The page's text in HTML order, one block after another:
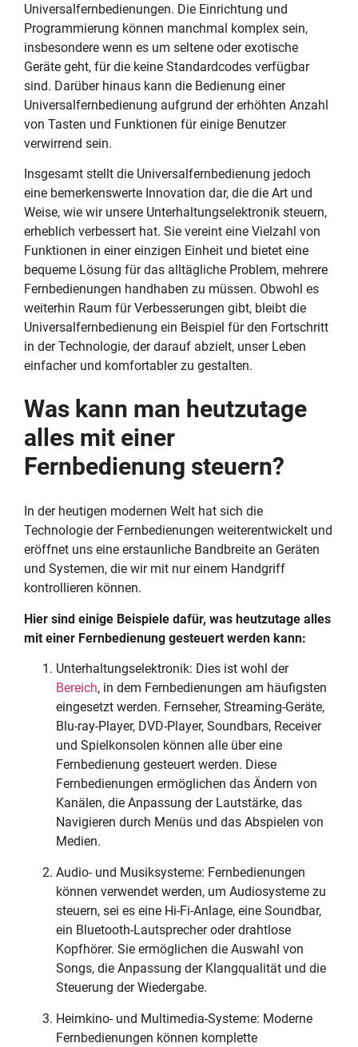
Universalfernbedienungen. Die Einrichtung und
Programmierung können manchmal komplex sein,
insbesondere wenn es um seltene oder exotische
Geräte geht, für die keine Standardcodes verfügbar
sind. Darüber hinaus kann die Bedienung einer
Universalfernbedienung aufgrund der erhöhten Anzahl
von Tasten und Funktionen für einige Benutzer
verwirrend sein.
Insgesamt stellt die Universalfernbedienung jedoch
eine bemerkenswerte Innovation dar, die die Art und
Weise, wie wir unsere Unterhaltungselektronik steuern,
erheblich verbessert hat. Sie vereint eine Vielzahl von
Funktionen in einer einzigen Einheit und bietet eine
bequeme Lösung für das alltägliche Problem, mehrere
Fernbedienungen handhaben zu müssen. Obwohl es
weiterhin Raum für Verbesserungen gibt, bleibt die
Universalfernbedienung ein Beispiel für den Fortschritt
in der Technologie, der darauf abzielt, unser Leben
einfacher und komfortabler zu gestalten.
Was kann man heutzutage
alles mit einer
Fernbedienung steuern?
In der heutigen modernen Welt hat sich die
Technologie der Fernbedienungen weiterentwickelt und
eröffnet uns eine erstaunliche Bandbreite an Geräten
und Systemen, die wir mit nur einem Handgriff
kontrollieren können.
Hier sind einige Beispiele dafür, was heutzutage alles
mit einer Fernbedienung gesteuert werden kann:
Unterhaltungselektronik: Dies ist wohl der
Bereich, in dem Fernbedienungen am häufigsten
eingesetzt werden. Fernseher, Streaming-Geräte,
Blu-ray-Player, DVD-Player, Soundbars, Receiver
und Spielkonsolen können alle über eine
Fernbedienung gesteuert werden. Diese
Fernbedienungen ermöglichen das Ändern von
Kanälen, die Anpassung der Lautstärke, das
Navigieren durch Menüs und das Abspielen von
Medien.
Audio- und Musiksysteme: Fernbedienungen
können verwendet werden, um Audiosysteme zu
steuern, sei es eine Hi-Fi-Anlage, eine Soundbar,
ein Bluetooth-Lautsprecher oder drahtlose
Kopfhörer. Sie ermöglichen die Auswahl von
Songs, die Anpassung der Klangqualität und die
Steuerung der Wiedergabe.
Heimkino- und Multimedia-Systeme: Moderne
Fernbedienungen können komplette